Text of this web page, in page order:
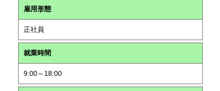
雇用形態
正社員
就業時間
9:00～18:00